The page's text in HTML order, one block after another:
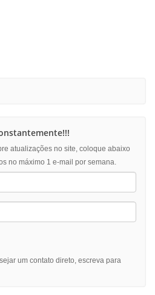
atualizações no site, coloque abaixo
no máximo 1 e-mail por semana.
um contato direto, escreva para